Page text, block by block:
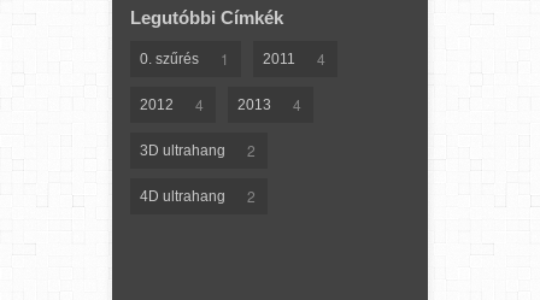
Legutóbbi Címkék
0. szűrés 1 2011 4
2012 4 2013 4
3D ultrahang 2
4D ultrahang 2